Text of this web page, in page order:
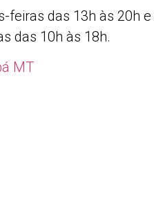
feiras das 13h às 20h e
das 10h às 18h.
MT